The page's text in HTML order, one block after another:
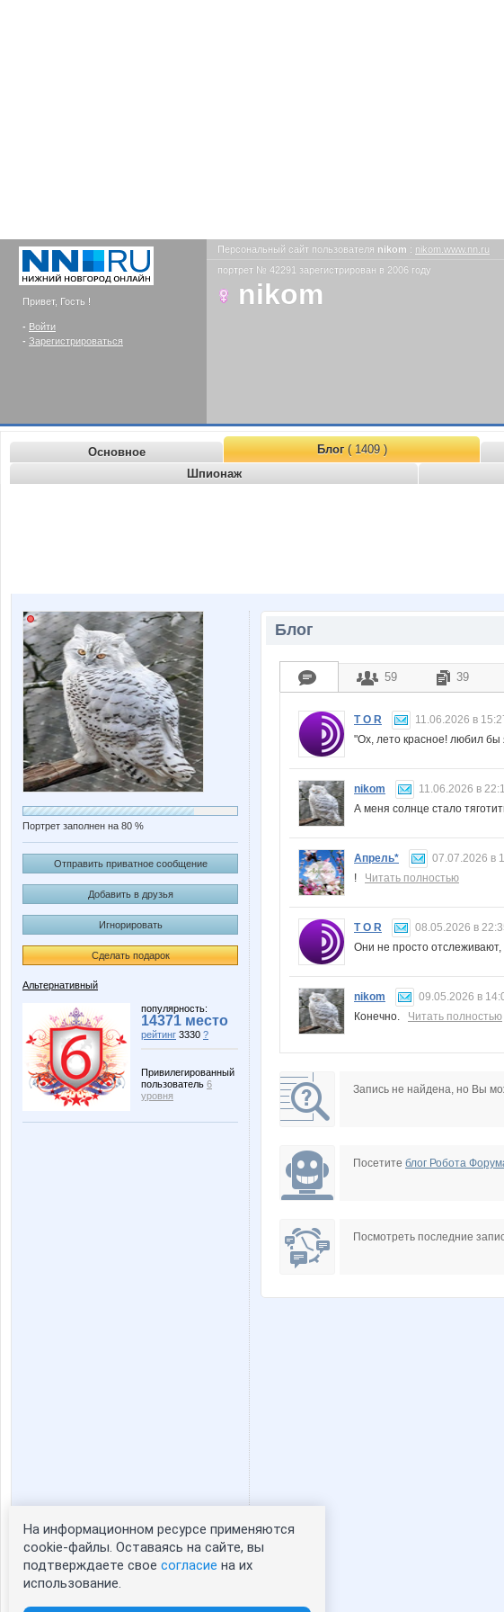
Привет, Гость !
- Войти
- Зарегистрироваться
Персональный сайт пользователя nikom : nikom.www.nn.ru
портрет № 42291 зарегистрирован в 2006 году
nikom
Основное Блог( 1409 )
Шпионаж
Портрет заполнен на 80 %
Отправить приватное сообщение
Добавить в друзья
Игнорировать
Сделать подарок
Альтернативный
популярность:
14371 место
рейтинг 3330 ?
Привилегированный
пользователь 6
уровня
Статистика портрета:
сейчас просматривают портрет - 0
зарегистрированные пользователи
Блог
59 39
T O R 11.06.2026 в
"Ох, лето красное! любил бы
nikom 11.06.2026 в
А меня солнце стало
Апрель* 07.07.2026 в
! Читать полностью
T O R 08.05.2026 в
Они не просто отслеживают,
nikom 09.05.2026 в
Конечно. Читать полностью
Запись не найдена, но Вы
Посетите блог Робота
Посмотреть последние
На информационном ресурсе применяются
cookie-файлы. Оставаясь на сайте, вы
подтверждаете свое согласие на их
использование.